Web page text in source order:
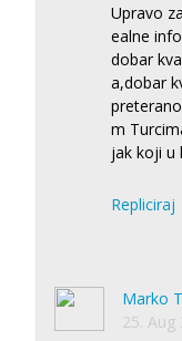
Upravo
ealne
dobar
a,dobar
m
jak koji u
Repliciraj
Marko
25. Aug